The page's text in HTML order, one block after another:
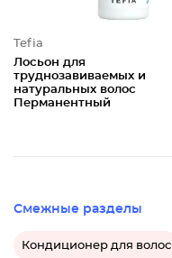
Tefia
Лосьон для
труднозавиваемых и
натуральных волос
Перманентный
Смежные разделы
Кондиционер для волос